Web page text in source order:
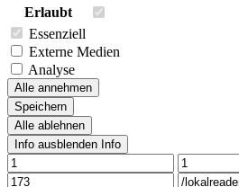
Erlaubt
Essenziell
Externe Medien
Analyse
Alle annehmen
Speichern
Alle ablehnen
Info ausblenden Info